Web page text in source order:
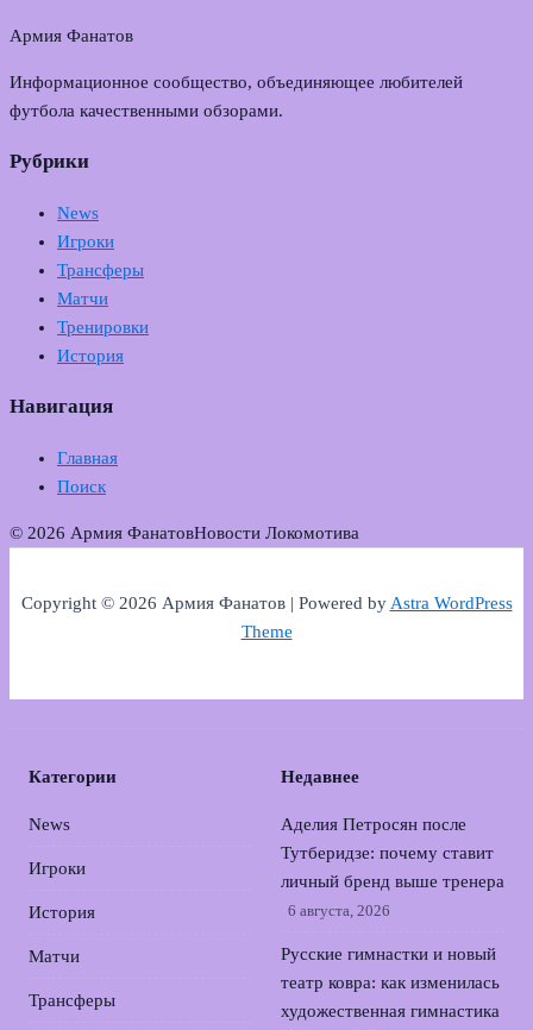
Армия Фанатов
Информационное сообщество, объединяющее любителей
футбола качественными обзорами.
Рубрики
News
Игроки
Трансферы
Матчи
Тренировки
История
Навигация
Главная
Поиск
© 2026 Армия ФанатовНовости Локомотива
Copyright © 2026 Армия Фанатов | Powered byAstra WordPress
Theme
Категории
News
Игроки
История
Матчи
Трансферы
Недавнее
Аделия Петросян после
Тутберидзе: почему ставит
личный бренд выше тренера
6 августа, 2026
Русские гимнастки и новый
театр ковра: как изменилась
художественная гимнастика